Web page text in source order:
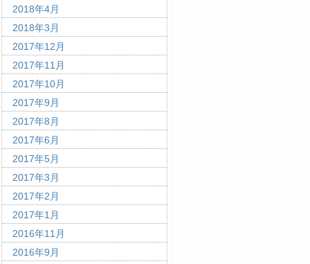
2018年4月
2018年3月
2017年12月
2017年11月
2017年10月
2017年9月
2017年8月
2017年6月
2017年5月
2017年3月
2017年2月
2017年1月
2016年11月
2016年9月